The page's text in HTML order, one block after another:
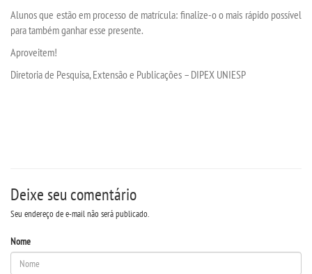
Alunos que estão em processo de matrícula: finalize-o o mais rápido possível
para também ganhar esse presente.
Aproveitem!
Diretoria de Pesquisa, Extensão e Publicações – DIPEX UNIESP
Deixe seu comentário
Seu endereço de e-mail não será publicado.
Nome